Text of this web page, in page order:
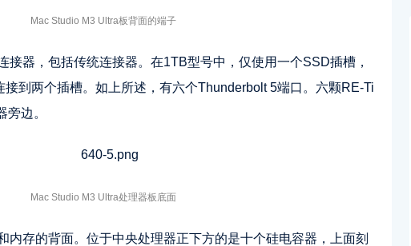
Mac Studio M3 Ultra板背面的端子
接器，包括传统连接器。在1TB型号中，仅使用一个SSD插槽，
到两个插槽。如上所述，有六个Thunderbolt 5端口。六颗RE-Ti
边。
Mac Studio M3 Ultra处理器板底面
内存的背面。位于中央处理器正下方的是十个硅电容器，上面刻